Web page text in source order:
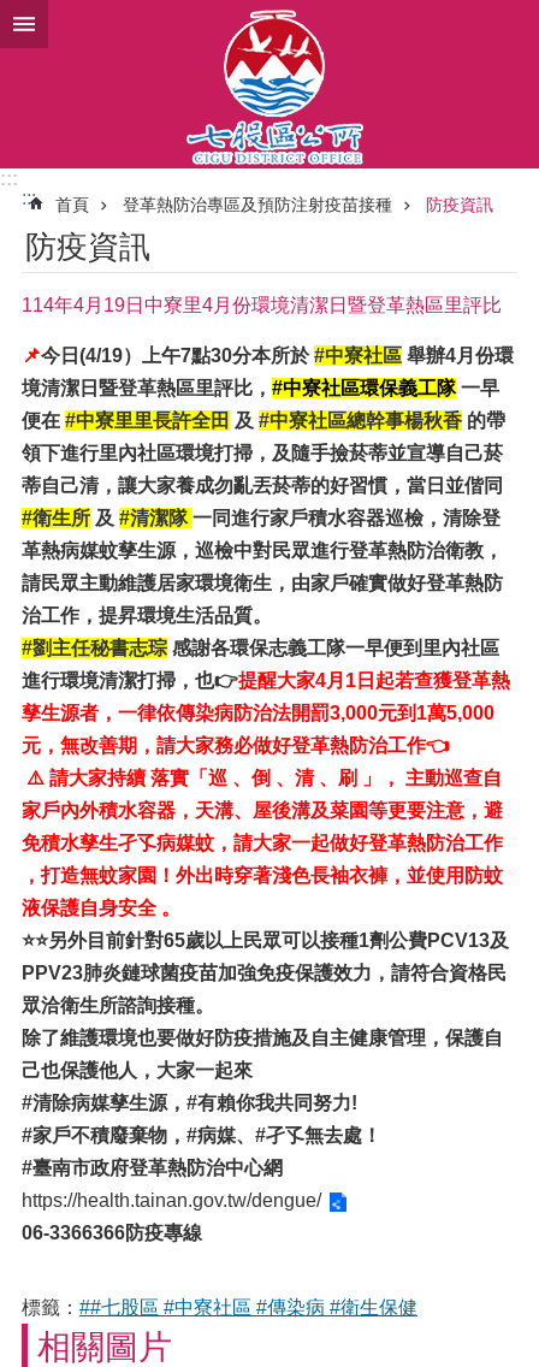
跳到主要內容區塊
:::
:::
首頁 登革熱防治專區及預防注射疫苗接種 防疫資訊
防疫資訊
114年4月19日中寮里4月份環境清潔日暨登革熱區里評比
📌今日(4/19）上午7點30分本所於#中寮社區 舉辦4月份環
境清潔日暨登革熱區里評比， #中寮社區環保義工隊一早
便在 #中寮里里長許全田 及 #中寮社區總幹事楊秋香 的帶
領下進行里內社區環境打掃，及隨手撿菸蒂並宣導自己菸
蒂自己清，讓大家養成勿亂丟菸蒂的好習慣，當日並偕同
#衛生所 及 #清潔隊一同進行家戶積水容器巡檢，清除登
革熱病媒蚊孳生源，巡檢中對民眾進行登革熱防治衛教，
請民眾主動維護居家環境衛生，由家戶確實做好登革熱防
治工作，提昇環境生活品質。
#劉主任秘書志琮 感謝各環保志義工隊一早便到里內社區
進行環境清潔打掃，也👉提醒大家4月1日起若查獲登革熱
孳生源者，一律依傳染病防治法開罰3,000元到1萬5,000
元，無改善期，請大家務必做好登革熱防治工作👈
⚠️ 請大家持續 落實「巡 、倒 、清 、刷 」， 主動巡查自
家戶內外積水容器，天溝、屋後溝及菜園等更要注意，避
免積水孳生孑孓病媒蚊，請大家一起做好登革熱防治工作
，打造無蚊家園！外出時穿著淺色長袖衣褲，並使用防蚊
液保護自身安全 。
⭐⭐另外目前針對65歲以上民眾可以接種1劑公費PCV13及
PPV23肺炎鏈球菌疫苗加強免疫保護效力，請符合資格民
眾洽衛生所諮詢接種。
除了維護環境也要做好防疫措施及自主健康管理，保護自
己也保護他人，大家一起來
#清除病媒孳生源，#有賴你我共同努力!
#家戶不積廢棄物，#病媒、#孑孓無去處！
#臺南市政府登革熱防治中心網
https://health.tainan.gov.tw/dengue/
06-3366366防疫專線
標籤： ##七股區 #中寮社區 #傳染病 #衛生保健
相關圖片